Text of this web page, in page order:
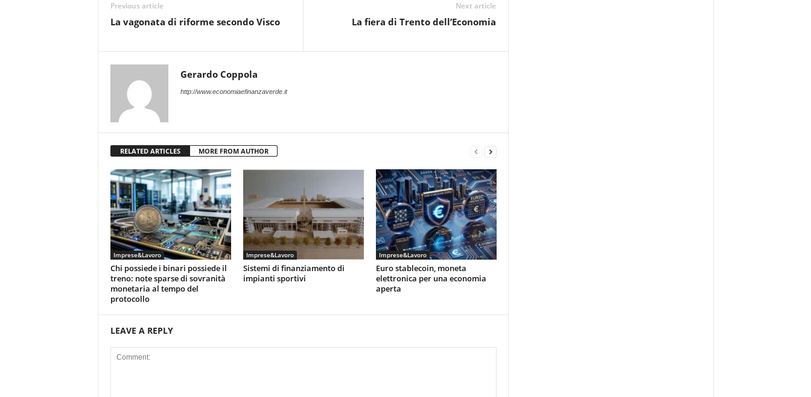
Previous article
La vagonata di riforme secondo Visco
Next article
La fiera di Trento dell’Economia
Gerardo Coppola
http://www.economiaefinanzaverde.it
RELATED ARTICLES MORE FROM AUTHOR
Imprese&Lavoro
Chi possiede i binari possiede il
treno: note sparse di sovranità
monetaria al tempo del
protocollo
Imprese&Lavoro
Sistemi di finanziamento di
impianti sportivi
Imprese&Lavoro
Euro stablecoin, moneta
elettronica per una economia
aperta
LEAVE A REPLY